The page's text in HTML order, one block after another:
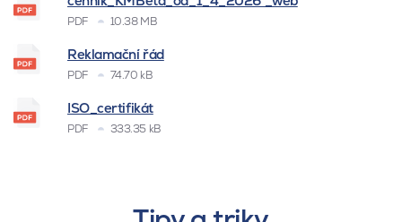
PDF 10.38 MB
Reklamační řád
PDF 74.70 kB
ISO_certifikát
PDF 333.35 kB